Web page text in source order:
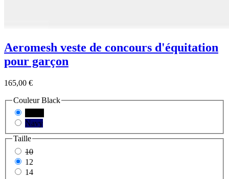
Aeromesh veste de concours d'équitation
pour garçon
165,00 €
Couleur Black
Navy
Taille
10
12
14